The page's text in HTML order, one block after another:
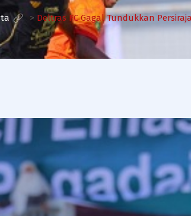
> Deltras FC Gagal Tundukkan